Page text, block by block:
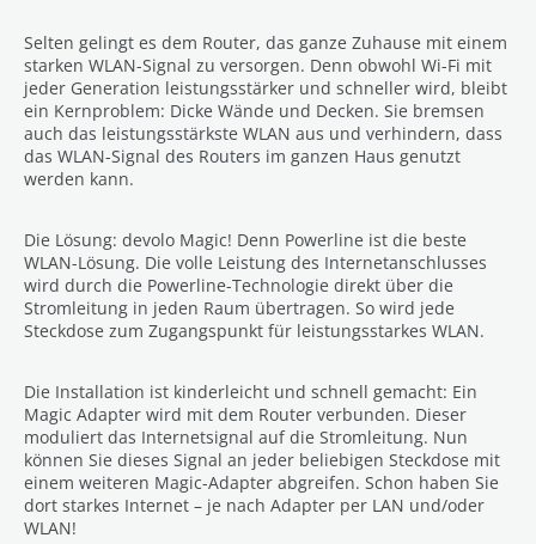
Selten gelingt es dem Router, das ganze Zuhause mit einem
starken WLAN-Signal zu versorgen. Denn obwohl Wi-Fi mit
jeder Generation leistungsstärker und schneller wird, bleibt
ein Kernproblem: Dicke Wände und Decken. Sie bremsen
auch das leistungsstärkste WLAN aus und verhindern, dass
das WLAN-Signal des Routers im ganzen Haus genutzt
werden kann.
Die Lösung: devolo Magic! Denn Powerline ist die beste
WLAN-Lösung. Die volle Leistung des Internetanschlusses
wird durch die Powerline-Technologie direkt über die
Stromleitung in jeden Raum übertragen. So wird jede
Steckdose zum Zugangspunkt für leistungsstarkes WLAN.
Die Installation ist kinderleicht und schnell gemacht: Ein
Magic Adapter wird mit dem Router verbunden. Dieser
moduliert das Internetsignal auf die Stromleitung. Nun
können Sie dieses Signal an jeder beliebigen Steckdose mit
einem weiteren Magic-Adapter abgreifen. Schon haben Sie
dort starkes Internet – je nach Adapter per LAN und/oder
WLAN!